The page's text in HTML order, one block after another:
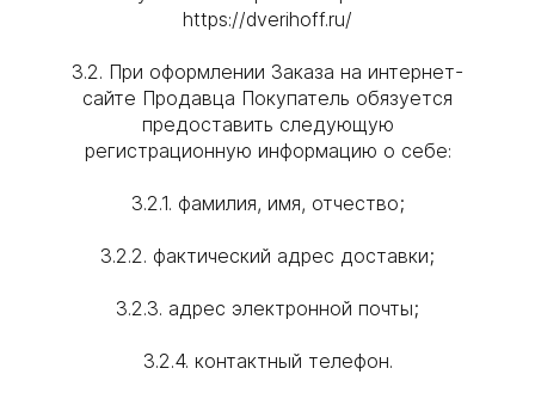
https://dverihoff.ru/
3.2. При оформлении Заказа на интернет-
сайте Продавца Покупатель обязуется
предоставить следующую
регистрационную информацию о себе:
3.2.1. фамилия, имя, отчество;
3.2.2. фактический адрес доставки;
3.2.3. адрес электронной почты;
3.2.4. контактный телефон.